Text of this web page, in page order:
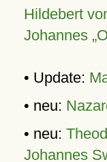
Hildebert
Johannes
• Update:
• neu:
• neu:
Johannes